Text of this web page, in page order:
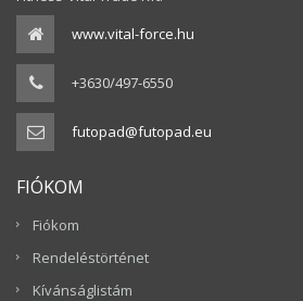
www.vital-force.hu
+3630/497-6550
futopad@futopad.eu
FIÓKOM
Fiókom
Rendeléstörténet
Kívánságlistám